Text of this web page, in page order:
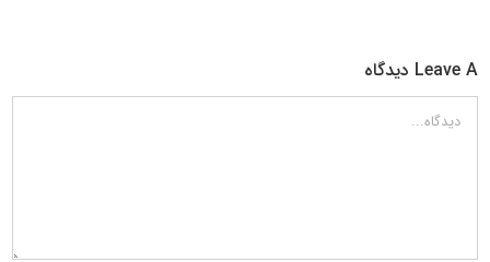
Leave A دیدگاه
دیدگاه